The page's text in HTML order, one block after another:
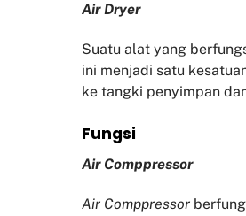
Air Dryer
Suatu alat yang
ini menjadi satu
ke tangki penyimpan
Fungsi
Air Comppressor
Air Comppressor